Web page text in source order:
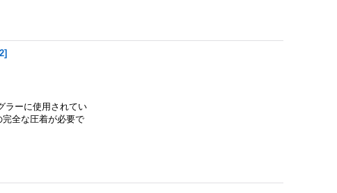
]
ラーに使用されてい
全な圧着が必要で